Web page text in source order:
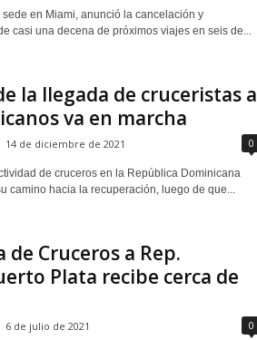
en Miami, anunció la cancelación y
casi una decena de próximos viajes en seis de...
la llegada de cruceristas a
va en marcha
14 de diciembre de 2021 0
de cruceros en la República Dominicana
camino hacia la recuperación, luego de que...
de Cruceros a Rep.
Plata recibe cerca de
6 de julio de 2021 0